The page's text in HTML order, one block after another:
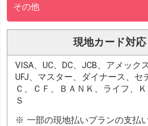
その他
現地カード対応
VISA、UC、DC、JCB、アメック
UFJ、マスター、ダイナース、セ
Ｃ、ＣＦ、ＢＡＮＫ、ライフ、
Ｓ
一部の現地払いプランの支払